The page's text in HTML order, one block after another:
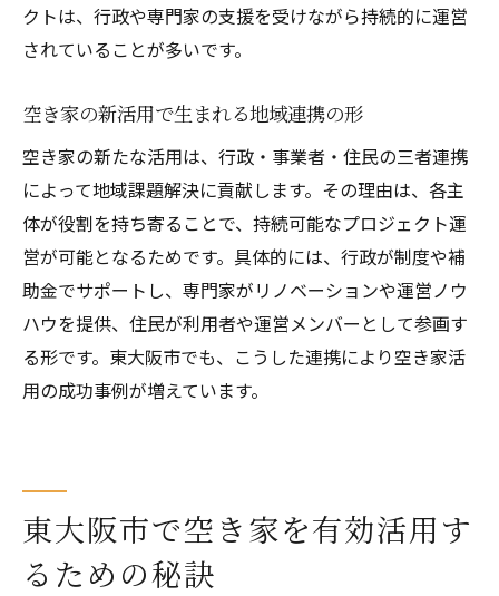
クトは、行政や専門家の支援を受けながら持続的に運営
されていることが多いです。
空き家の新活用で生まれる地域連携の形
空き家の新たな活用は、行政・事業者・住民の三者連携
によって地域課題解決に貢献します。その理由は、各主
体が役割を持ち寄ることで、持続可能なプロジェクト運
営が可能となるためです。具体的には、行政が制度や補
助金でサポートし、専門家がリノベーションや運営ノウ
ハウを提供、住民が利用者や運営メンバーとして参画す
る形です。東大阪市でも、こうした連携により空き家活
用の成功事例が増えています。
東大阪市で空き家を有効活用す
るための秘訣